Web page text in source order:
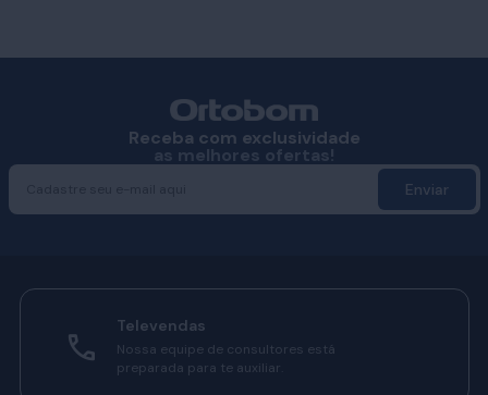
Receba com exclusividade
as melhores ofertas!
Enviar
Televendas
Nossa equipe de consultores está
preparada para te auxiliar.